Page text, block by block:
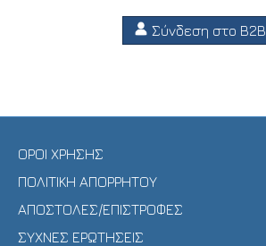
Σύνδεση στο B2B
ΟΡΟΙ ΧΡΗΣΗΣ
ΠΟΛΙΤΙΚΗ ΑΠΟΡΡΗΤΟΥ
ΑΠΟΣΤΟΛΕΣ/ΕΠΙΣΤΡΟΦΕΣ
ΣΥΧΝΕΣ ΕΡΩΤΗΣΕΙΣ